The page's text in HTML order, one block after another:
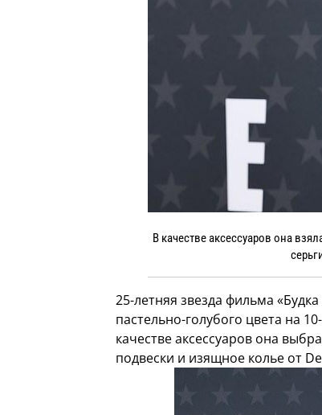
В качестве аксессуаров она
25-летняя звезда фильма
пастельно-голубого цвета на
качестве аксессуаров она
подвески и изящное колье от